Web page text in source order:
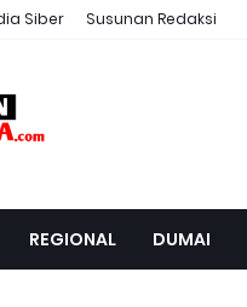
Siber Susunan Redaksi
REGIONAL DUMAI